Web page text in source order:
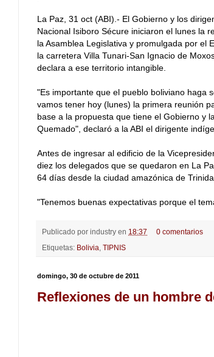
La Paz, 31 oct (ABI).- El Gobierno y los
Nacional Isiboro Sécure iniciaron el lunes la
la Asamblea Legislativa y promulgada por el
la carretera Villa Tunari-San Ignacio de
declara a ese territorio intangible.
"Es importante que el pueblo boliviano haga
vamos tener hoy (lunes) la primera reunión
base a la propuesta que tiene el Gobierno y
Quemado", declaró a la ABI el dirigente
Antes de ingresar al edificio de la
diez los delegados que se quedaron en La
64 días desde la ciudad amazónica de
"Tenemos buenas expectativas porque el
Publicado por industry en 18:37
0 comentarios
Etiquetas: Bolivia TIPNIS
domingo, 30 de octubre de 2011
Reflexiones de un hombre